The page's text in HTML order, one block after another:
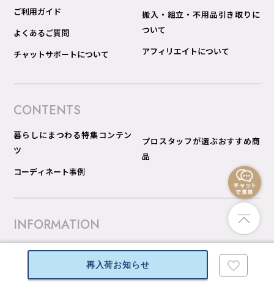
再入荷お知らせ
ご利用ガイド
よくあるご質問
チャットサポートについて
搬入・組立・不用品引き取りに
ついて
アフィリエイトについて
CONTENTS
暮らしにまつわる特集コンテン
ツ
コーディネート事例
プロスタッフが選ぶおすすめ商
品
INFORMATION
会社概要
返品特約